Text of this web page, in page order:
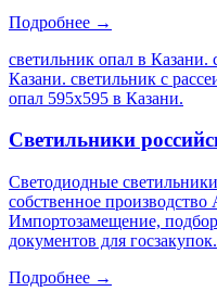
Подробнее →
светильник опал в Казани.
Казани. светильник с
опал 595х595 в Казани.
Светильники
Светодиодные
собственное
Импортозамещение,
документов для госзакупок.
Подробнее →